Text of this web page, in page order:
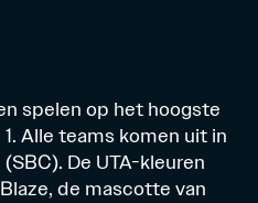
spelen op het hoogste
Alle teams komen uit in
. De UTA-kleuren
de mascotte van